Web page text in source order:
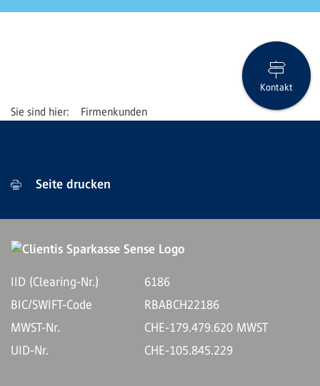
Firmenkunden
Kontakt
Seite drucken
IID (Clearing-Nr.)
6186
BIC/SWIFT-Code
RBABCH22186
MWST-Nr.
CHE-179.479.620 MWST
UID-Nr.
CHE-105.845.229